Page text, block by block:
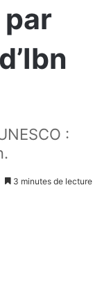
:
3 minutes de lecture